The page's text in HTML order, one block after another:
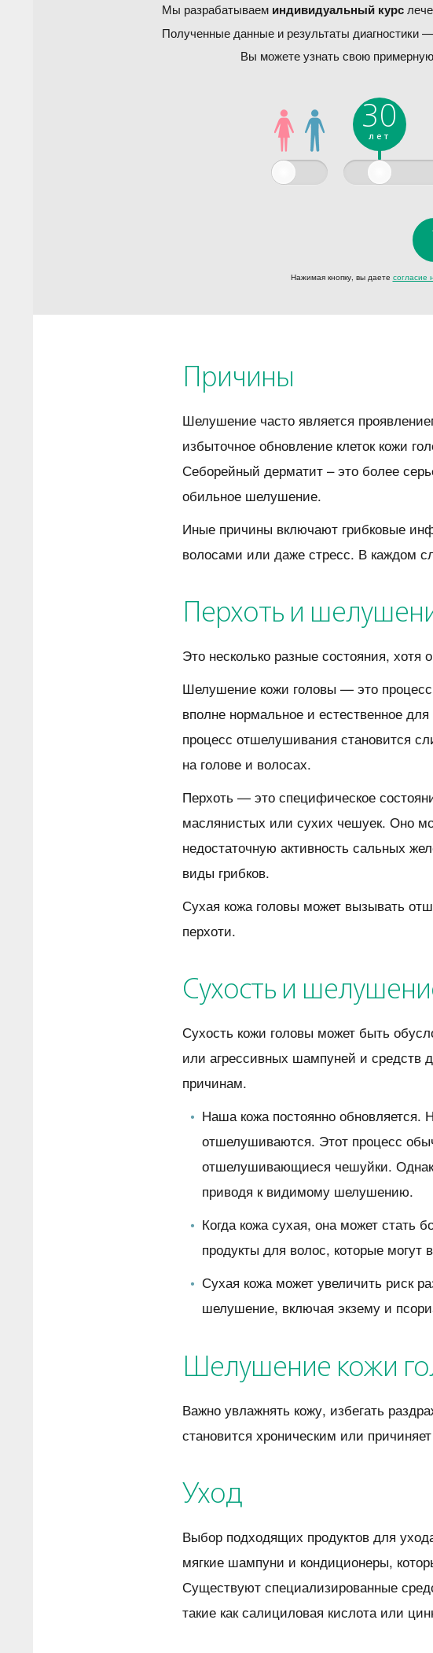
Мы разрабатываем индивидуальный курс
Полученные данные и результаты диагностики
Вы можете узнать свою
30
лет
Нажимая кнопку, вы даете согласие
Причины
Шелушение часто является
избыточное обновление клеток кожи
Себорейный дерматит – это более
обильное шелушение.
Иные причины включают грибковые
волосами или даже стресс. В каждом
Перхоть и
Это несколько разные состояния,
Шелушение кожи головы — это процесс
вполне нормальное и естественное
процесс отшелушивания становится
на голове и волосах.
Перхоть — это специфическое
маслянистых или сухих чешуек. Оно
недостаточную активность сальных
виды грибков.
Сухая кожа головы может вызывать
перхоти.
Сухость и
Сухость кожи головы может быть
или агрессивных шампуней и средств
причинам.
Наша кожа постоянно обновляется.
отшелушиваются. Этот процесс
отшелушивающиеся чешуйки.
приводя к видимому шелушению.
Когда кожа сухая, она может стать
продукты для волос, которые могут
Сухая кожа может увеличить риск
шелушение, включая экзему и
Шелушение кожи
Важно увлажнять кожу, избегать
становится хроническим или
Уход
Выбор подходящих продуктов для
мягкие шампуни и кондиционеры,
Существуют специализированные
такие как салициловая кислота или